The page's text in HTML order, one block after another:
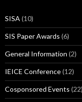
SISA (10)
SIS Paper Awards (6)
General Information (2)
IEICE Conference(12)
Cosponsored Events (22)